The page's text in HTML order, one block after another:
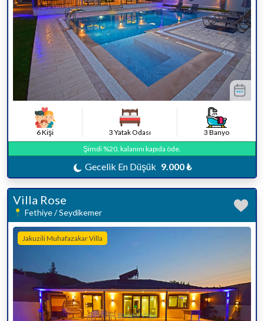
6 Kişi 3 Yatak Odası
3 Banyo
Şimdi %20, kalanını kapıda öde.
Gecelik En Düşük 9.000 ₺
Villa Rose
Fethiye / Seydikemer
Jakuzili Muhafazakar Villa